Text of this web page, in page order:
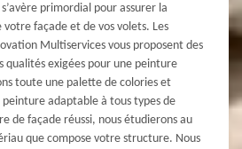
primordial pour assurer la
façade et de vos volets. Les
Multiservices vous proposent des
qualités exigées pour une peinture
toute une palette de colories et
adaptable à tous types de
de façade réussi, nous étudierons au
que compose votre structure. Nous